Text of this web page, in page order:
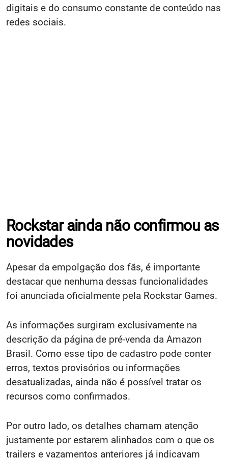
digitais e do consumo constante de conteúdo nas
redes sociais.
Rockstar ainda não confirmou as
novidades
Apesar da empolgação dos fãs, é importante
destacar que nenhuma dessas funcionalidades
foi anunciada oficialmente pela Rockstar Games.
As informações surgiram exclusivamente na
descrição da página de pré-venda da Amazon
Brasil. Como esse tipo de cadastro pode conter
erros, textos provisórios ou informações
desatualizadas, ainda não é possível tratar os
recursos como confirmados.
Por outro lado, os detalhes chamam atenção
justamente por estarem alinhados com o que os
trailers e vazamentos anteriores já indicavam